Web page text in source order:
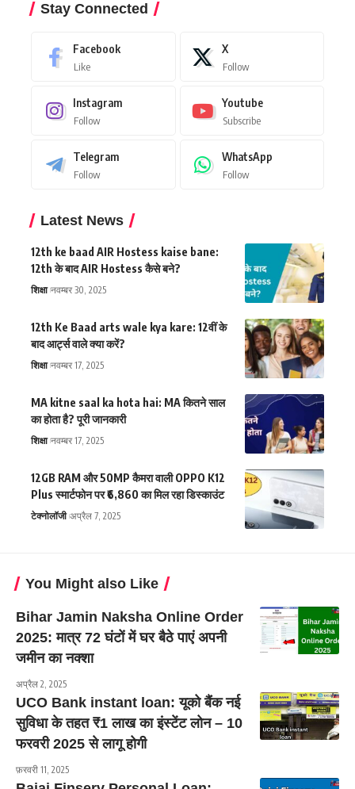
Stay Connected
Facebook
Like
X
Follow
Instagram
Follow
Youtube
Subscribe
Telegram
Follow
WhatsApp
Follow
Latest News
12th ke baad AIR Hostess kaise bane:
12th के बाद AIR Hostess कैसे बने?
शिक्षा नवम्बर 30, 2025
12th Ke Baad arts wale kya kare: 12वीं के
बाद आर्ट्स वाले क्या करें?
शिक्षा नवम्बर 17, 2025
MA kitne saal ka hota hai: MA कितने साल
का होता है? पूरी जानकारी
शिक्षा नवम्बर 17, 2025
12GB RAM और 50MP कैमरा वाली OPPO K12
Plus स्मार्टफोन पर ₹6,860 का मिल रहा डिस्काउंट
टेक्नोलॉजी अप्रैल 7, 2025
You Might also Like
Bihar Jamin Naksha Online Order
2025: मात्र 72 घंटों में घर बैठे पाएं अपनी
जमीन का नक्शा
अप्रैल 2, 2025
UCO Bank instant loan: यूको बैंक नई
सुविधा के तहत ₹1 लाख का इंस्टेंट लोन – 10
फरवरी 2025 से लागू होगी
फ़रवरी 11, 2025